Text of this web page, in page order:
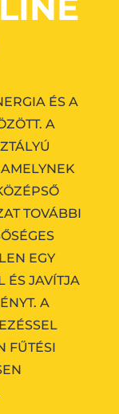
ÉS A
A
TOVÁBBI
EGY
ÉS JAVÍTJA
A
FŰTÉSI